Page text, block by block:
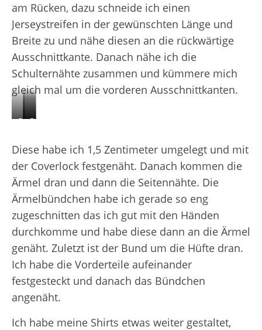
am Rücken, dazu schneide ich einen
Jerseystreifen in der gewünschten Länge und
Breite zu und nähe diesen an die rückwärtige
Ausschnittkante. Danach nähe ich die
Schulternähte zusammen und kümmere mich
gleich mal um die vorderen Ausschnittkanten.
Rückwärtige
Innennaht
Übergang
Rückwärtige
Diese habe ich 1,5 Zentimeter umgelegt und mit
der Coverlock festgenäht. Danach kommen die
Ärmel dran und dann die Seitennähte. Die
Ärmelbündchen habe ich gerade so eng
zugeschnitten das ich gut mit den Händen
durchkomme und habe diese dann an die Ärmel
genäht. Zuletzt ist der Bund um die Hüfte dran.
Ich habe die Vorderteile aufeinander
festgesteckt und danach das Bündchen
angenäht.
Ich habe meine Shirts etwas weiter gestaltet,